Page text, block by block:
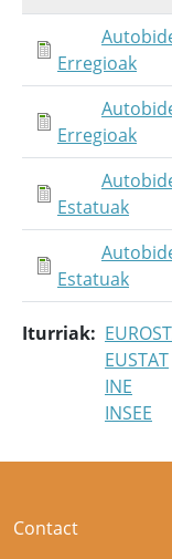
Erregioak
Erregioak
Estatuak
Estatuak
Iturriak
EUSTAT
INE
INSEE
Contact